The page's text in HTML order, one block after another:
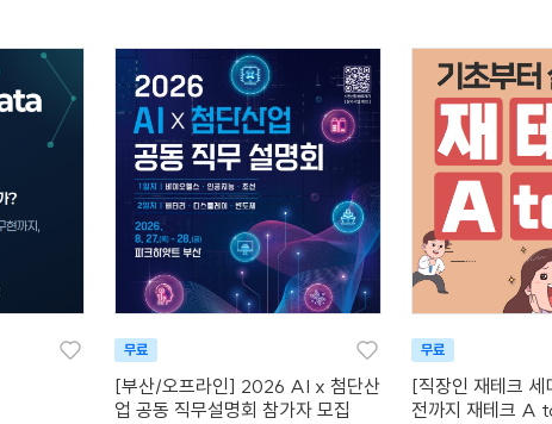
무료
[부산/오프라인] 2026 AI x 첨단산
업 공동 직무설명회 참가자 모집
무료
[직장인 재테크
전까지 재테크 A